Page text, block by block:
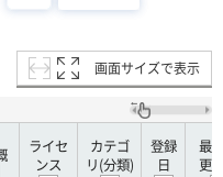
画面サイズで表示
ライセ
ンス
カテゴ
リ(分類)
登録
日
最
更